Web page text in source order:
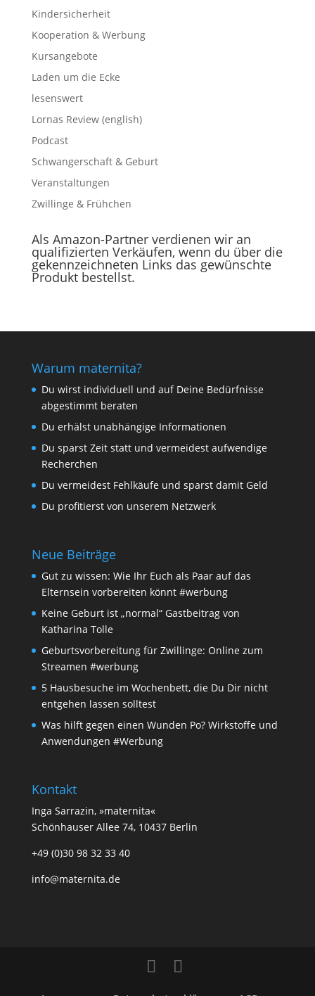
Kindersicherheit
Kooperation & Werbung
Kursangebote
Laden um die Ecke
lesenswert
Lornas Review (english)
Podcast
Schwangerschaft & Geburt
Veranstaltungen
Zwillinge & Frühchen
Als Amazon-Partner verdienen wir an
qualifizierten Verkäufen, wenn du über die
gekennzeichneten Links das gewünschte
Produkt bestellst.
Warum maternita?
Du wirst individuell und auf Deine Bedürfnisse
abgestimmt beraten
Du erhälst unabhängige Informationen
Du sparst Zeit statt und vermeidest aufwendige
Recherchen
Du vermeidest Fehlkäufe und sparst damit Geld
Du profitierst von unserem Netzwerk
Neue Beiträge
Gut zu wissen: Wie Ihr Euch als Paar auf das
Elternsein vorbereiten könnt #werbung
Keine Geburt ist „normal“ Gastbeitrag von
Katharina Tolle
Geburtsvorbereitung für Zwillinge: Online zum
Streamen #werbung
5 Hausbesuche im Wochenbett, die Du Dir nicht
entgehen lassen solltest
Was hilft gegen einen Wunden Po? Wirkstoffe und
Anwendungen #Werbung
Kontakt
Inga Sarrazin, »maternita«
Schönhauser Allee 74, 10437 Berlin
+49 (0)30 98 32 33 40
info@maternita.de